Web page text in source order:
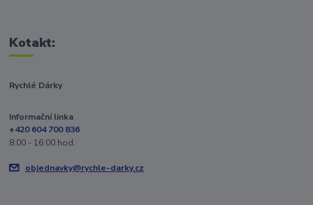
Kotakt:
Rychlé Dárky
Informační linka
+420 604 700 836
8:00 - 16:00 hod.
objednavky@rychle-darky.cz